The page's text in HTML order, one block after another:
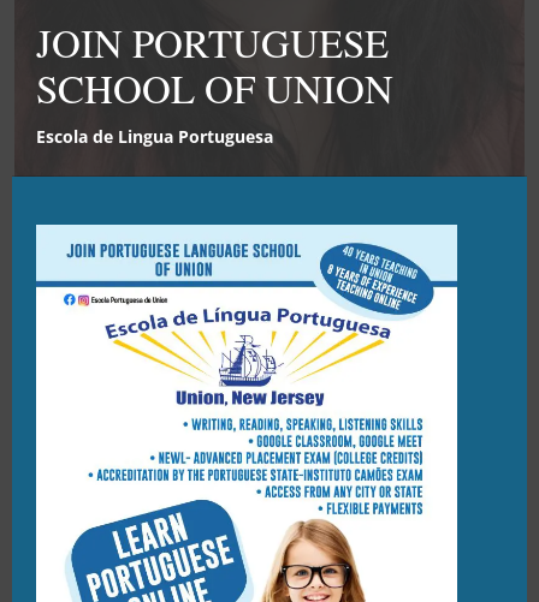
DANIELA SILVA
17/03/2022
Olá! Chamo-me Daniela Silva. Nasci na cidade de Ovar, em
Portugal. Cresci e vivi grande parte da minha vida numa
vila chamada Válega. Em 2003 mudei-me para Coimbra,
cidade do meu coração, onde me licenciei em Direito, na
Faculdade de Direito, da Universidade de Coimbra. Em
2009 frequentei a Ordem dos Advogados na cidade do
Porto e em 2010 trabalhei no Ministério da Educação, no
Departamento Jurídico de uma Equipa de Apoio às Escolas
em Aveiro. Em 2012 vim para os EUA. Trabalho numa Pré-
JOIN PORTUGUESE
SCHOOL OF UNION
Escola de Lingua Portuguesa